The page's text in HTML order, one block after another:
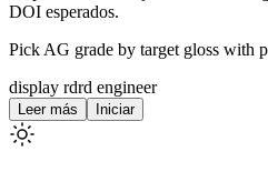
DOI esperados.
Pick AG grade by target gloss with
display rdrd engineer
Leer más Iniciar